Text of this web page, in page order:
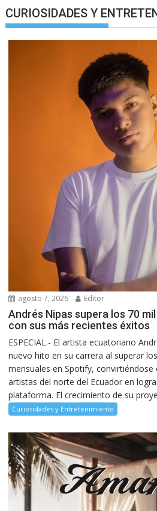
CURIOSIDADES Y
agosto 7, 2026 Editor
Andrés Nipas supera los 70
con sus más recientes éxitos
ESPECIAL.- El artista ecuatoriano
nuevo hito en su carrera al superar
mensuales en Spotify,
artistas del norte del Ecuador en
plataforma. El crecimiento de su
Curiosidades y Entretenimiento